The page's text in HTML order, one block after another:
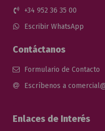
+34 952 36 35 00
Escribir WhatsApp
Contáctanos
Formulario de Contacto
Escríbenos a
Enlaces de Interés